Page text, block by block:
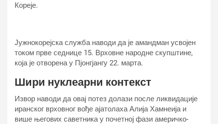
Кореје.
Јужнокорејска служба наводи да је амандман усвојен
током прве седнице 15. Врховне народне скупштине,
која је отворена у Пјонгјангу 22. марта.
Шири нуклеарни контекст
Извор наводи да овај потез долази после ликвидације
иранског врховног вође ајатолаха Алија Хамнеија и
више његових саветника у почетној фази америчко-